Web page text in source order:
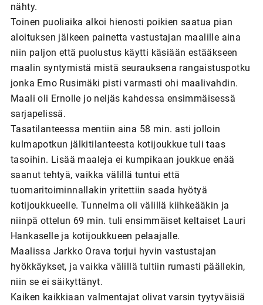
nähty.
Toinen puoliaika alkoi hienosti poikien saatua pian
aloituksen jälkeen painetta vastustajan maalille aina
niin paljon että puolustus käytti käsiään estääkseen
maalin syntymistä mistä seurauksena rangaistuspotku
jonka Erno Rusimäki pisti varmasti ohi maalivahdin.
Maali oli Ernolle jo neljäs kahdessa ensimmäisessä
sarjapelissä.
Tasatilanteessa mentiin aina 58 min. asti jolloin
kulmapotkun jälkitilanteesta kotijoukkue tuli taas
tasoihin. Lisää maaleja ei kumpikaan joukkue enää
saanut tehtyä, vaikka välillä tuntui että
tuomaritoiminnallakin yritettiin saada hyötyä
kotijoukkueelle. Tunnelma oli välillä kiihkeääkin ja
niinpä ottelun 69 min. tuli ensimmäiset keltaiset Lauri
Hankaselle ja kotijoukkueen pelaajalle.
Maalissa Jarkko Orava torjui hyvin vastustajan
hyökkäykset, ja vaikka välillä tultiin rumasti päällekin,
niin se ei säikyttänyt.
Kaiken kaikkiaan valmentajat olivat varsin tyytyväisiä